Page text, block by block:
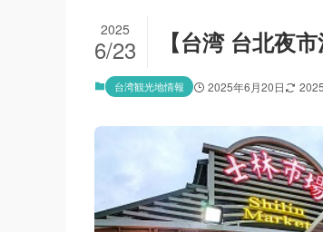
【台湾 台北夜
2025
6/23
台湾観光地情報 2025年6月20日